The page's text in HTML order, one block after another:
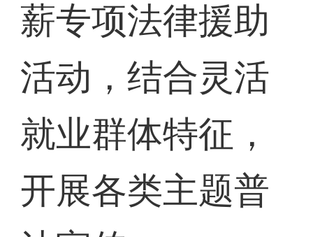
薪专项法律援助
活动，结合灵活
就业群体特征，
开展各类主题普